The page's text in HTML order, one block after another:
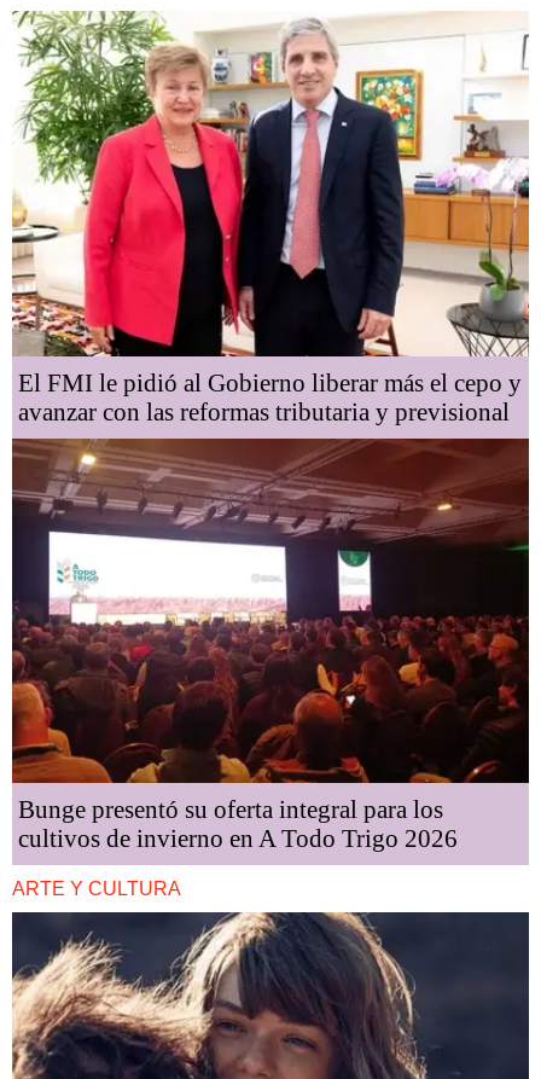
El FMI le pidió al Gobierno liberar más el cepo y
avanzar con las reformas tributaria y previsional
Bunge presentó su oferta integral para los
cultivos de invierno en A Todo Trigo 2026
ARTE Y CULTURA